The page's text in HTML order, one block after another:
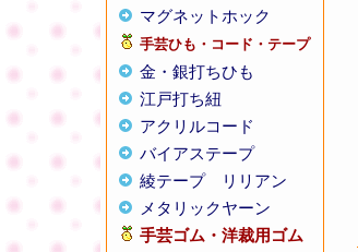
マグネットホック
手芸ひも・コード・テープ
金・銀打ちひも
江戸打ち紐
アクリルコード
バイアステープ
綾テープ
リリアン
メタリックヤーン
手芸ゴム・洋裁用ゴム